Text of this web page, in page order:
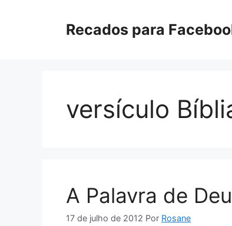
Recados para
versículo
A Palavra de
17 de julho de 2012 Por Rosane